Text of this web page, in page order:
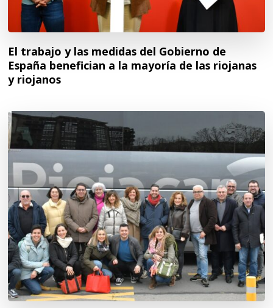
El trabajo y las medidas del Gobierno de
España benefician a la mayoría de las riojanas
y riojanos